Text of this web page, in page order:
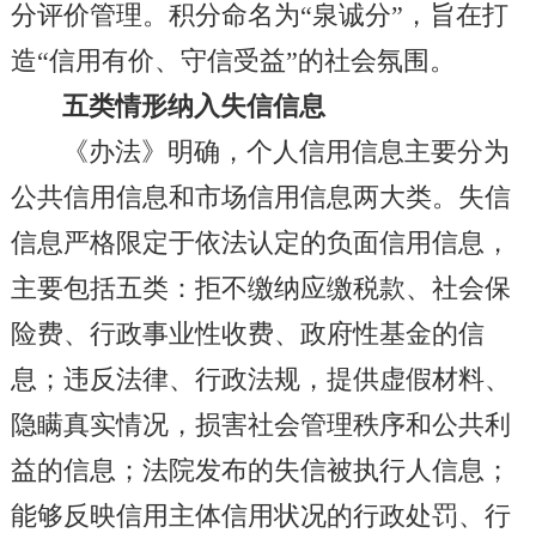
分评价管理。积分命名为“泉诚分”，旨在打
造“信用有价、守信受益”的社会氛围。
五类情形纳入失信信息
《办法》明确，个人信用信息主要分为
公共信用信息和市场信用信息两大类。失信
信息严格限定于依法认定的负面信用信息，
主要包括五类：拒不缴纳应缴税款、社会保
险费、行政事业性收费、政府性基金的信
息；违反法律、行政法规，提供虚假材料、
隐瞒真实情况，损害社会管理秩序和公共利
益的信息；法院发布的失信被执行人信息；
能够反映信用主体信用状况的行政处罚、行